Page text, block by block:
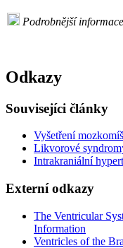
Podrobnější
Odkazy
Souvisejíci články
Vyšetření
Likvorové
Intrakraniální
Externí odkazy
The Ventricular
Information
Ventricles of the